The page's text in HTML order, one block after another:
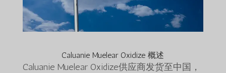
Caluanie Muelear Oxidize 概述
Caluanie Muelear Oxidize供应商发货至中国，